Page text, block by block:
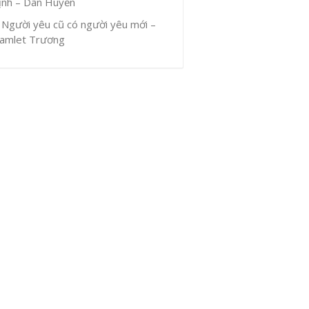
Người yêu cũ có người yêu mới –
Trương